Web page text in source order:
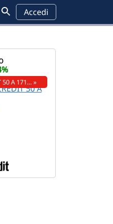
Accedi
50 A 171… »